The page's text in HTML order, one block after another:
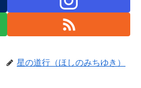
星の道行（ほしのみちゆき）